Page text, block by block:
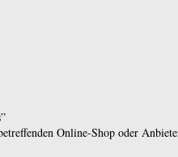
Online-Shop oder